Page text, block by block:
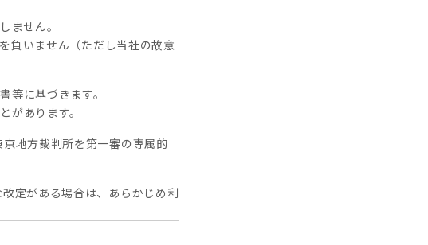
ません。
負いません（ただし当社の故意
等に基づきます。
があります。
地方裁判所を第一審の専属的
定がある場合は、あらかじめ利